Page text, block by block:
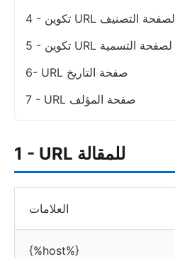
4 - تكوين URL لصفحة التصنيف
5 - تكوين URL لصفحة التسمية
6- URL صفحة التاريخ
7 - URL صفحة المؤلف
1 - URL للمقالة
العلامات
{%host%}